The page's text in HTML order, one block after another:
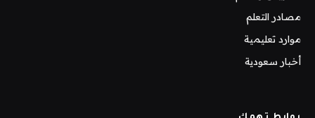
مصادر التعلم
موارد تعليمية
أخبار سعودية